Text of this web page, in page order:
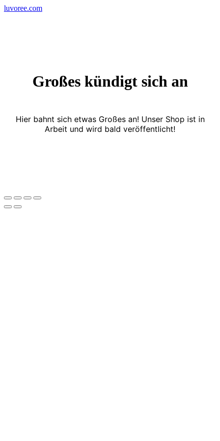
Skip
luvoree.com
Großes kündigt sich an
Hier bahnt sich etwas Großes an! Unser Shop ist in
Arbeit und wird bald veröffentlicht!